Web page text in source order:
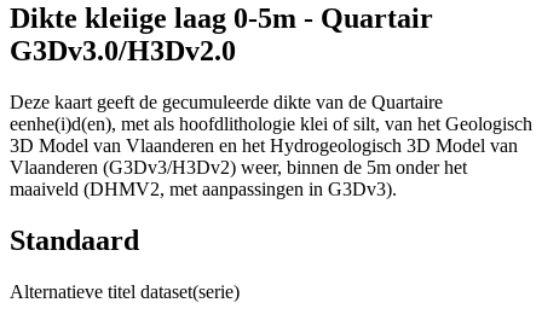
Dikte kleiige laag 0-5m - Quartair
G3Dv3.0/H3Dv2.0
Deze kaart geeft de gecumuleerde dikte van de Quartaire
eenhe(i)d(en), met als hoofdlithologie klei of silt, van het Geologisch
3D Model van Vlaanderen en het Hydrogeologisch 3D Model van
Vlaanderen (G3Dv3/H3Dv2) weer, binnen de 5m onder het
maaiveld (DHMV2, met aanpassingen in G3Dv3).
Standaard
Alternatieve titel dataset(serie)